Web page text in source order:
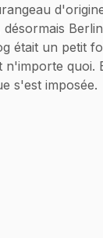
était un petit
n'importe quoi.
s'est imposée.